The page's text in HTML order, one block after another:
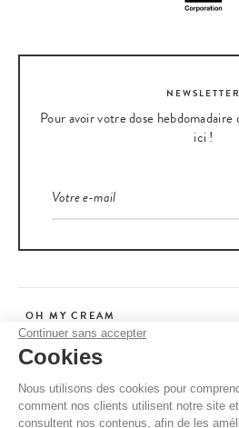
Continuer sans accepter
Cookies
Nous utilisons des cookies pour
comment nos clients utilisent notre site et
consultent nos contenus, afin de les
NEWSLETTER
Pour avoir votre dose hebdomadaire
ici !
OH MY CREAM
SERVICE CLIENT
CONSEILS